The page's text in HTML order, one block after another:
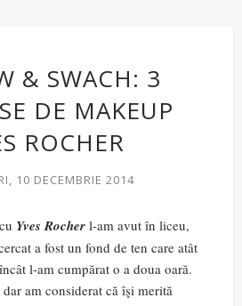
& SWACH: 3
DE MAKEUP
ROCHER
10 DECEMBRIE 2014
Yves Rocher l-am avut în liceu,
a fost un fond de ten care atât
l-am cumpărat o a doua oară.
am considerat că îşi merită